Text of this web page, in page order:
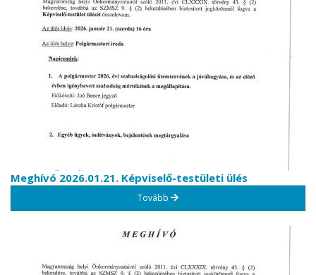
Meghívó 2026.01.21. Képviselő-testületi ülés
Tovább